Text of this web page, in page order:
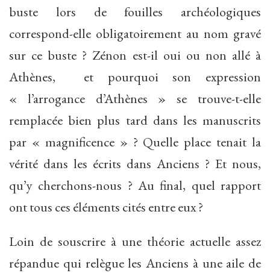
buste lors de fouilles archéologiques
correspond-elle obligatoirement au nom gravé
sur ce buste ? Zénon est-il oui ou non allé à
Athènes, et pourquoi son expression
« l’arrogance d’Athènes » se trouve-t-elle
remplacée bien plus tard dans les manuscrits
par « magnificence » ? Quelle place tenait la
vérité dans les écrits dans Anciens ? Et nous,
qu’y cherchons-nous ? Au final, quel rapport
ont tous ces éléments cités entre eux ?
Loin de souscrire à une théorie actuelle assez
répandue qui relègue les Anciens à une aile de